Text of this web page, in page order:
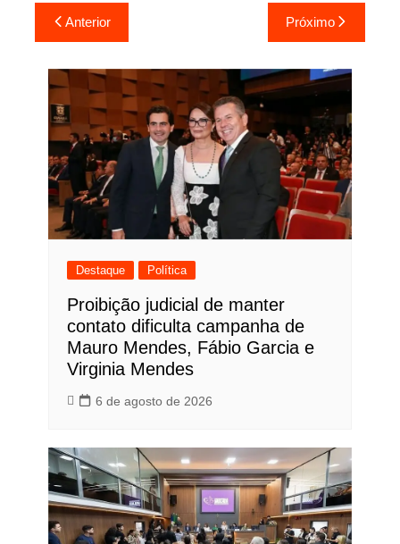
Navegação
de
Post
Anterior Próximo
Destaque Política
Proibição judicial de manter
contato dificulta campanha de
Mauro Mendes, Fábio Garcia e
Virginia Mendes
6 de agosto de 2026